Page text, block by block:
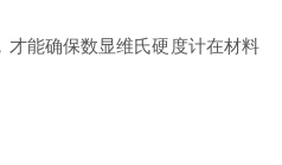
能确保数显维氏硬度计在材料